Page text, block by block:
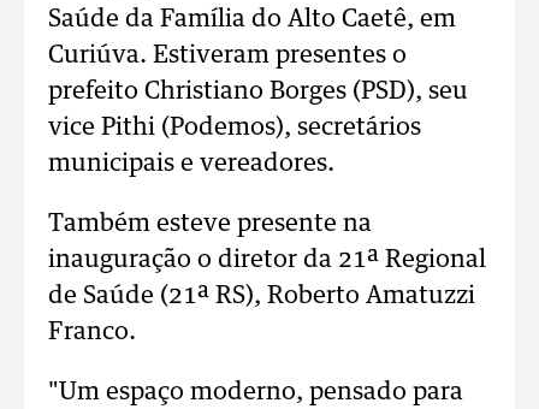
Saúde da Família do Alto Caetê, em
Curiúva. Estiveram presentes o
prefeito Christiano Borges (PSD), seu
vice Pithi (Podemos), secretários
municipais e vereadores.
Também esteve presente na
inauguração o diretor da 21ª Regional
de Saúde (21ª RS), Roberto Amatuzzi
Franco.
"Um espaço moderno, pensado para